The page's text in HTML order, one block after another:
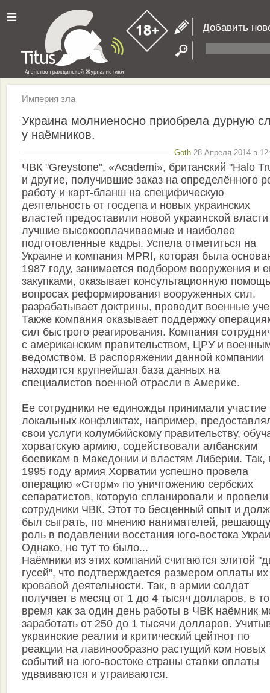
≡ Добавить
Империя зла
Украина молниеносно приобрела дурную
у наёмников.
Goth 28 Апреля 2014 в
ЧВК "Greystone", «Academi», британский "Halo
и другие, получившие заказ на определённого
работу и карт-бланш на специфическую
деятельность от госдепа и новых украинских
властей предоставили новой украинской власти
лучшие высокооплачиваемые и наиболее
подготовленные кадры. Успела отметиться на
Украине и компания MPRI, которая была
1987 году, занимается подбором вооружения и
закупками, оказывает консультационную
вопросах реформирования вооруженных сил,
разрабатывает доктрины, проводит военные
Также компания оказывает поддержку
сил быстрого реагирования. Компания
с американским правительством, ЦРУ и
ведомством. В распоряжении данной компании
находится крупнейшая база данных на
специалистов военной отрасли в Америке.
Ее сотрудники не единожды принимали участие
локальных конфликтах, например,
свои услуги колумбийскому правительству,
хорватскую армию, содействовали албанским
боевикам в Македонии и властям Либерии. Так,
1995 году армия Хорватии успешно провела
операцию «Сторм» по уничтожению сербских
сепаратистов, которую спланировали и провели
сотрудники ЧВК. Этот то бесценный опыт и
был сыграть, по мнению нанимателей,
роль в подавлении восстания юго-востока
Однако, не тут то было...
Наёмники из этих компаний считаются элитой
гусей", что подтверждается размером оплаты их
кровавой деятельности. Так, в армии солдат
получает в месяц от 1 до 4 тысяч долларов, в то
время как за один день работы в ЧВК наёмник
заработать от 250 до 1 тысячи долларов.
украинские реалии и критический цейтнот по
реакции на лавинообразно растущий ком новых
событий на юго-востоке страны ставки оплаты
удваиваются и утраиваются.